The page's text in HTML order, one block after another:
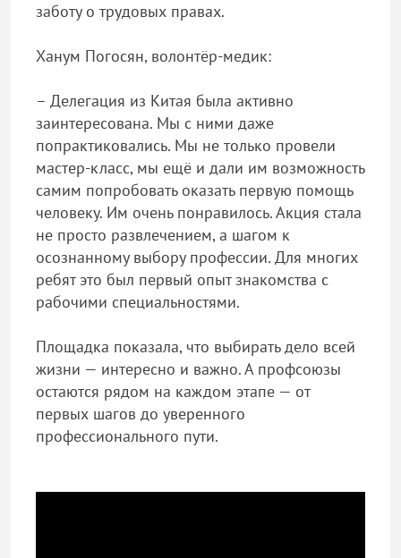
заботу о трудовых правах.
Ханум Погосян, волонтёр-медик:
– Делегация из Китая была активно
заинтересована. Мы с ними даже
попрактиковались. Мы не только провели
мастер-класс, мы ещё и дали им возможность
самим попробовать оказать первую помощь
человеку. Им очень понравилось. Акция стала
не просто развлечением, а шагом к
осознанному выбору профессии. Для многих
ребят это был первый опыт знакомства с
рабочими специальностями.
Площадка показала, что выбирать дело всей
жизни — интересно и важно. А профсоюзы
остаются рядом на каждом этапе — от
первых шагов до уверенного
профессионального пути.